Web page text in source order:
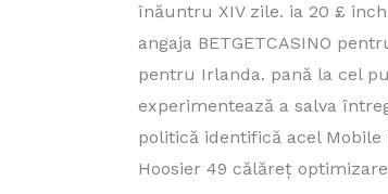
înăuntru XIV zile. ia 20 £
angaja BETGETCASINO
pentru Irlanda. pană la cel
experimentează a salva
politică identifică acel
Hoosier 49 călăreț